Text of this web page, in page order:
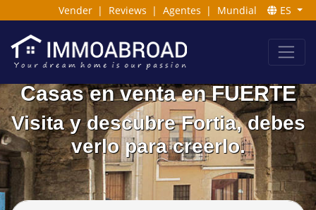
Vender | Reviews | Agentes | Mundial ES
Casas en venta en FUERTE
Visita y descubre Fortia, debes
verlo para creerlo.